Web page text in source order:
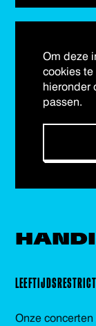
Om deze
cookies
hieronder
passen.
Onze